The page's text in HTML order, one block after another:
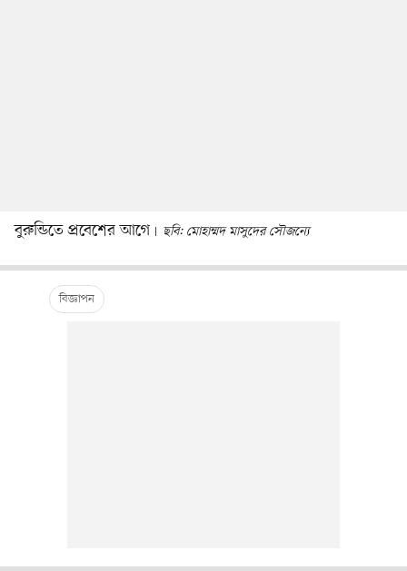
বুরুন্ডিতে প্রবেশের আগে ছবি: মোহাম্মদ মাসুদের সৌজন্যে